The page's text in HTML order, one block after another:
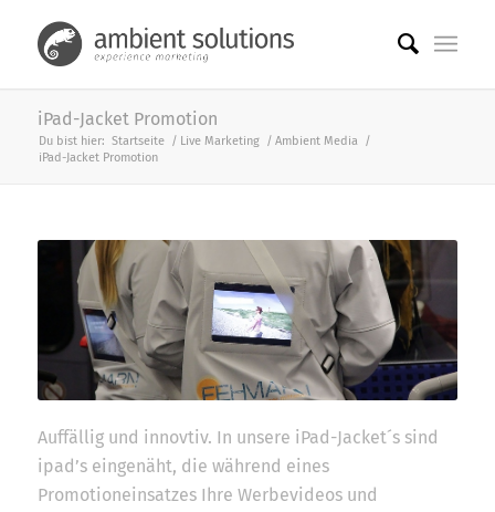
iPad-Jacket Promotion
Du bist hier: Startseite / Live Marketing / Ambient Media /
iPad-Jacket Promotion
Auffällig und innovtiv. In unsere iPad-Jacket´s sind
ipad’s eingenäht, die während eines
Promotioneinsatzes Ihre Werbevideos und